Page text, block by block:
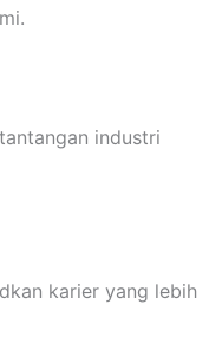
industri
karier yang lebih